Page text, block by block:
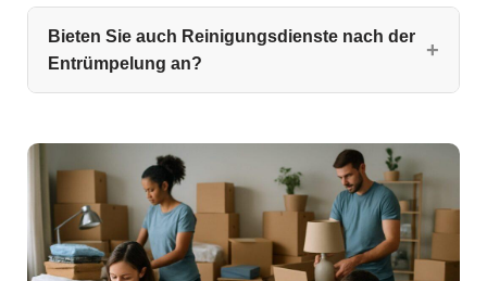
Bieten Sie auch Reinigungsdienste nach der
Entrümpelung an?